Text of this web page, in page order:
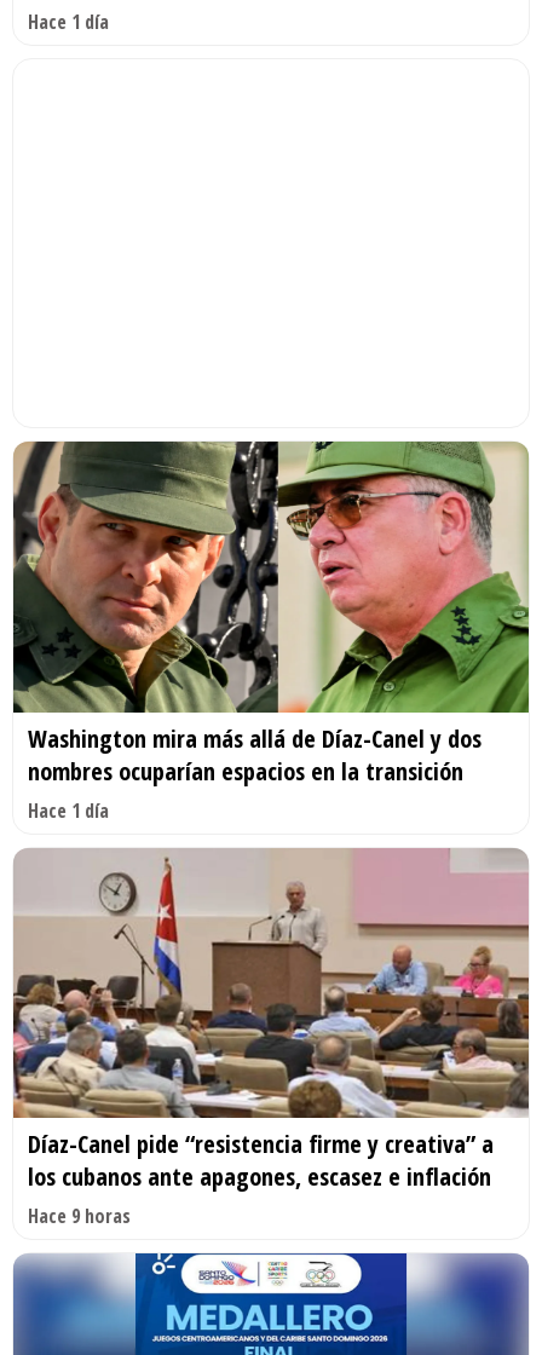
Hace 1 día
Washington mira más allá de Díaz-Canel y dos
nombres ocuparían espacios en la transición
Hace 1 día
Díaz-Canel pide “resistencia firme y creativa” a
los cubanos ante apagones, escasez e inflación
Hace 9 horas